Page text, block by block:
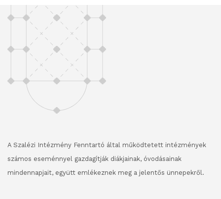
A Szalézi Intézmény Fenntartó által működtetett intézmények
számos eseménnyel gazdagítják diákjainak, óvodásainak
mindennapjait, együtt emlékeznek meg a jelentős ünnepekről.